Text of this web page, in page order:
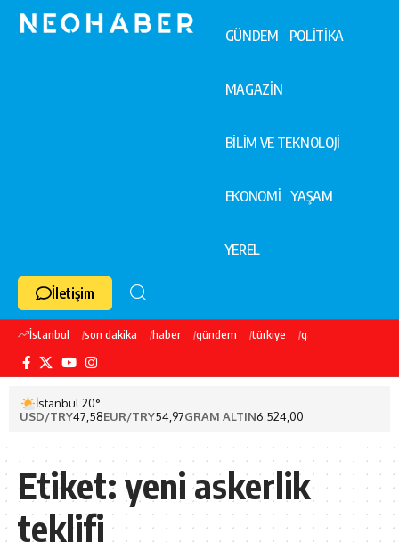
GÜNDEM POLİTİKA
MAGAZİN
BİLİM VE TEKNOLOJİ
EKONOMİ YAŞAM
YEREL
İletişim
İstanbul son dakika haber gündem türkiye galatasaray
İstanbul 20°
USD/TRY47,58EUR/TRY54,97GRAM ALTIN6.524,00
Etiket: yeni askerlik
teklifi